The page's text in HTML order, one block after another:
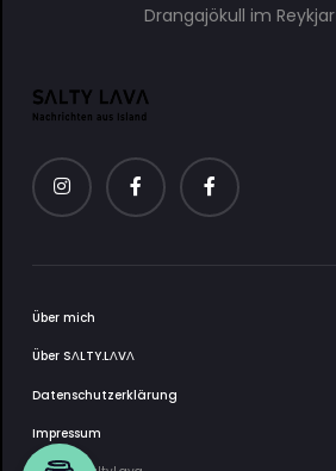
Drangajökull im
Über mich
Über SΛLTY.LΛVΛ
Datenschutzerklärung
Impressum